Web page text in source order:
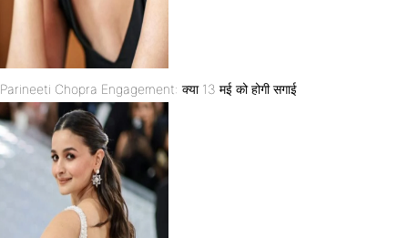
Parineeti Chopra Engagement: क्या 13 मई को होगी सगाई